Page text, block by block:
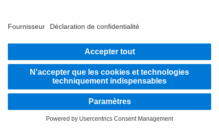
diversité, l'ouverture d'esprit et le respect font partie des convictions fondamentales
de Daimler Truck AG. Nous le montrons dans notre façon de penser, d'agir et de
communiquer. En principe, tous les termes choisis incluent évidemment tous les
sexes et toutes les identités.